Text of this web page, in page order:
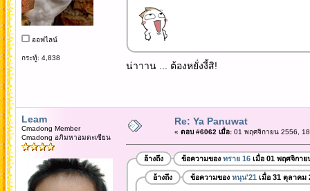
ออฟไลน์
กระทู้: 4,838
น่าาาน ... ต้องหยั่งงี้สิ!
Leam
Cmadong Member
Cmadong อภิมหาอมตะเซียน
Re: Ya Panuwat
« ตอบ #6062 เมื่อ:01 พฤศจิกายน 2556,
อ้างถึง ข้อความของ ทราย 16เมื่อ 01 พฤศจิกาย
อ้างถึง ข้อความของ หนุน'21 เมื่อ 31 ตุลาคม